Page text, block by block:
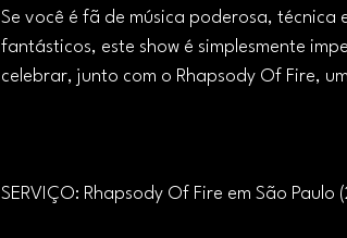
Se você é fã de música poderosa,
fantásticos, este show é simplesmente
celebrar, junto com o Rhapsody Of Fire,
SERVIÇO: Rhapsody Of Fire em São